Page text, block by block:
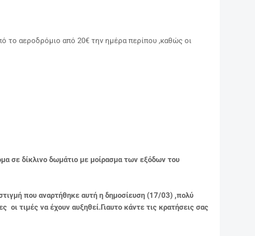
το αεροδρόμιο από 20€ την ημέρα περίπου ,καθώς οι
σε δίκλινο δωμάτιο με μοίρασμα των εξόδων του
που αναρτήθηκε αυτή η δημοσίευση (17/03) ,πολύ
οι τιμές να έχουν αυξηθεί.Γιαυτο κάντε τις κρατήσεις σας